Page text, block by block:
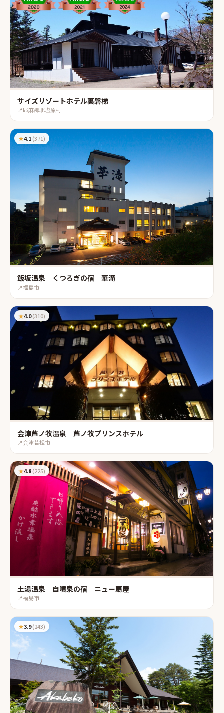
サイズリゾートホテル裏磐梯
📍耶麻郡北塩原村
★4.1(371)
飯坂温泉 くつろぎの宿 華滝
📍福島市
★4.0(310)
会津芦ノ牧温泉 芦ノ牧プリンスホテル
📍会津若松市
★4.8(225)
土湯温泉 自噴泉の宿 ニュー扇屋
📍福島市
★3.9(243)